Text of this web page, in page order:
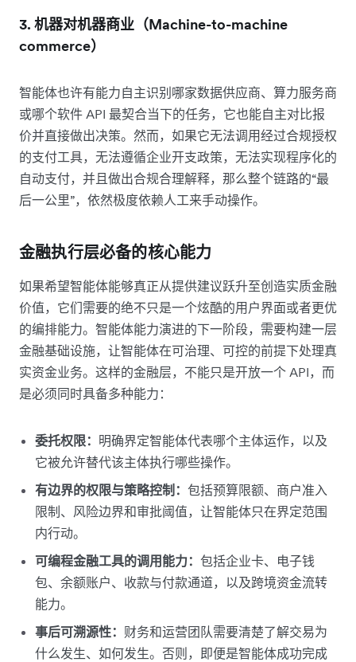
3. 机器对机器商业（Machine-to-machine
commerce）
智能体也许有能力自主识别哪家数据供应商、算力服务商
或哪个软件 API 最契合当下的任务，它也能自主对比报
价并直接做出决策。然而，如果它无法调用经过合规授权
的支付工具，无法遵循企业开支政策，无法实现程序化的
自动支付，并且做出合规合理解释，那么整个链路的“最
后一公里”，依然极度依赖人工来手动操作。
金融执行层必备的核心能力
如果希望智能体能够真正从提供建议跃升至创造实质金融
价值，它们需要的绝不只是一个炫酷的用户界面或者更优
的编排能力。智能体能力演进的下一阶段，需要构建一层
金融基础设施，让智能体在可治理、可控的前提下处理真
实资金业务。这样的金融层，不能只是开放一个 API，而
是必须同时具备多种能力：
委托权限： 明确界定智能体代表哪个主体运作，以及
它被允许替代该主体执行哪些操作。
有边界的权限与策略控制： 包括预算限额、商户准入
限制、风险边界和审批阈值，让智能体只在界定范围
内行动。
可编程金融工具的调用能力： 包括企业卡、电子钱
包、余额账户、收款与付款通道，以及跨境资金流转
能力。
事后可溯源性： 财务和运营团队需要清楚了解交易为
什么发生、如何发生。否则，即便是智能体成功完成